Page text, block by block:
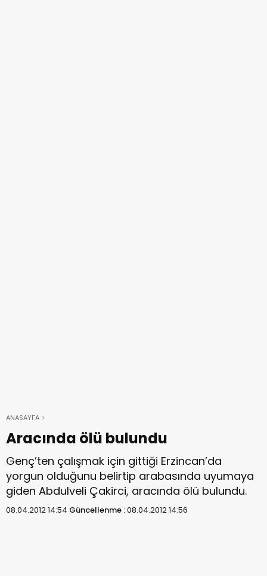
ANASAYFA
Aracında ölü bulundu
Genç’ten çalışmak için gittiği Erzincan’da
yorgun olduğunu belirtip arabasında uyumaya
giden Abdulveli Çakirci, aracında ölü bulundu.
08.04.2012 14:54 Güncellenme :08.04.2012 14:56